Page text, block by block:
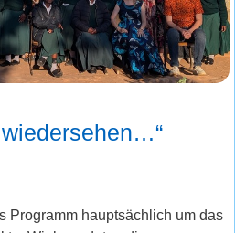
Programm hauptsächlich um das